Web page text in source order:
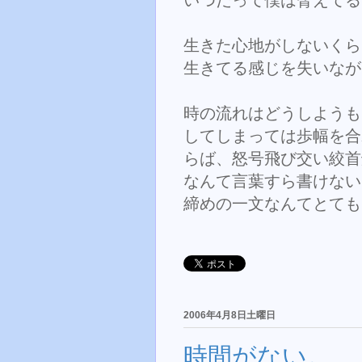
生きた心地がしないく
生きてる感じを失いな
時の流れはどうしよう
してしまっては歩幅を
らば、怒号飛び交い絞
なんて言葉すら書けな
締めの一文なんてとて
2006年4月8日土曜日
時間がない。